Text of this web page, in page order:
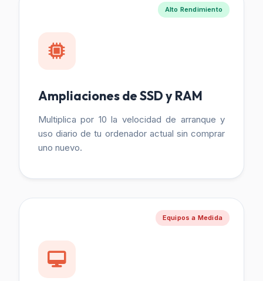
Alto Rendimiento
Ampliaciones de SSD y RAM
Multiplica por 10 la velocidad de arranque y
uso diario de tu ordenador actual sin comprar
uno nuevo.
Equipos a Medida